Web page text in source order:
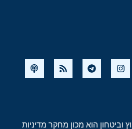
וביטחון הוא מכון מחקר מדיניות